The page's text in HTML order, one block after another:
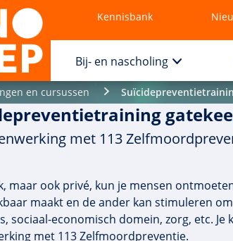
Kennisbank
Bij- en nascholing
en cursussen
met 113
maar ook privé, kun je mensen
maakt en de ander kan stimuleren
sociaal-economisch domein, zorg, etc.
met 113 Zelfmoordpreventie.